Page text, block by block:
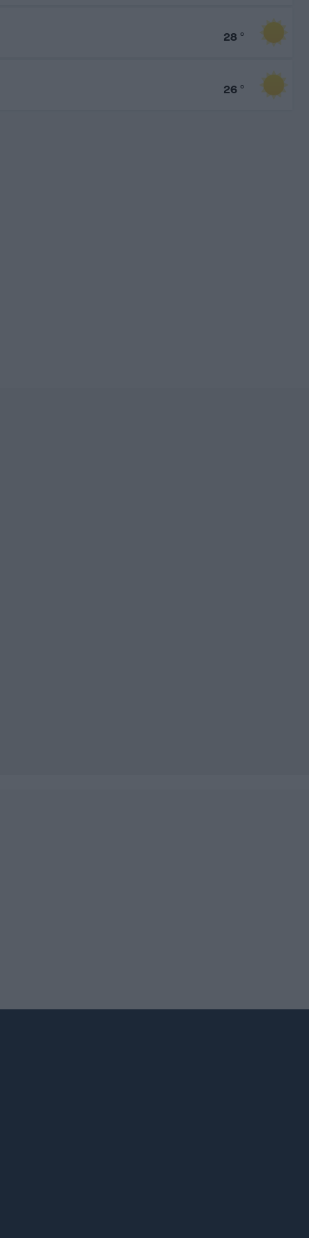
28 °
26 °